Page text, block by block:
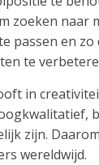
zoeken naar
passen en
te
in
zijn.
wereldwijd.